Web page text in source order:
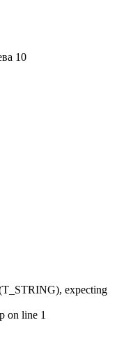
10
expecting
on line 1